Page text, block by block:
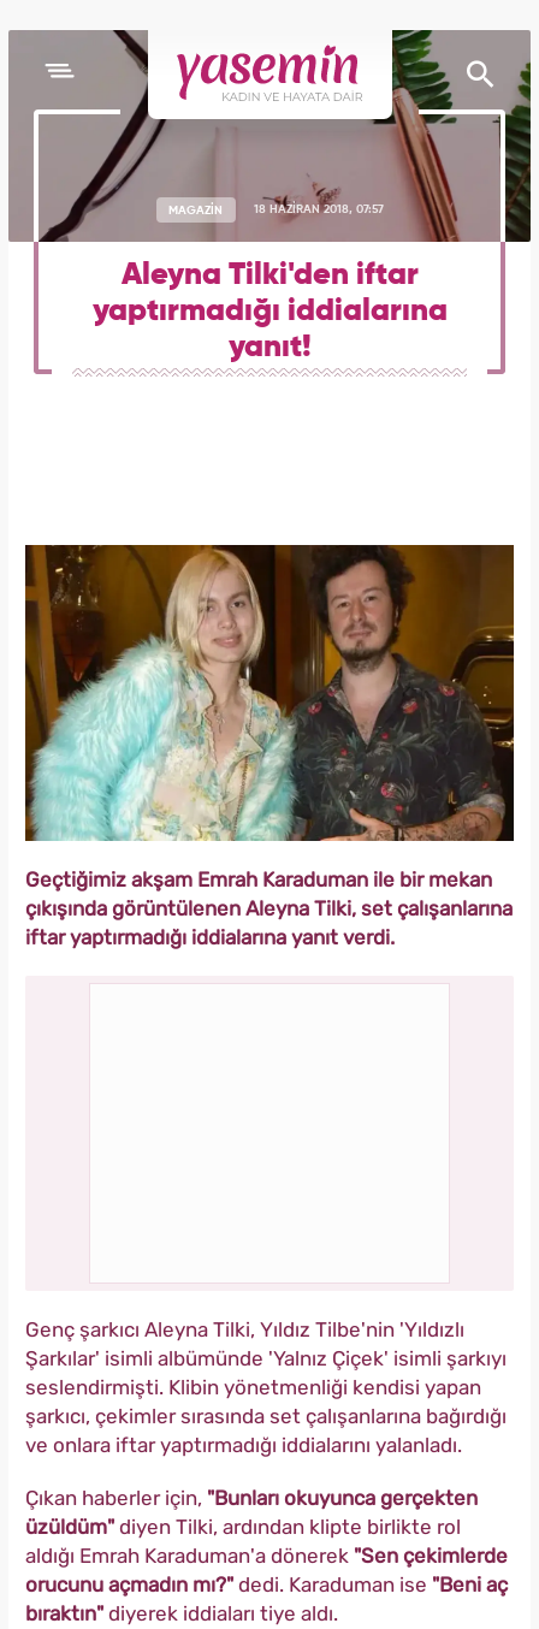
MAGAZİN 18 HAZİRAN 2018, 07:57
Aleyna Tilki'den iftar
yaptırmadığı iddialarına
yanıt!
Geçtiğimiz akşam Emrah Karaduman ile bir mekan
çıkışında görüntülenen Aleyna Tilki, set çalışanlarına
iftar yaptırmadığı iddialarına yanıt verdi.
Genç şarkıcı Aleyna Tilki, Yıldız Tilbe'nin 'Yıldızlı
Şarkılar' isimli albümünde 'Yalnız Çiçek' isimli şarkıyı
seslendirmişti. Klibin yönetmenliği kendisi yapan
şarkıcı, çekimler sırasında set çalışanlarına bağırdığı
ve onlara iftar yaptırmadığı iddialarını yalanladı.
Çıkan haberler için, "Bunları okuyunca gerçekten
üzüldüm" diyen Tilki, ardından klipte birlikte rol
aldığı Emrah Karaduman'a dönerek "Sen çekimlerde
orucunu açmadın mı?" dedi. Karaduman ise "Beni aç
bıraktın" diyerek iddiaları tiye aldı.